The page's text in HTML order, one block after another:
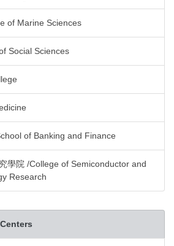
of Marine Sciences
Social Sciences
of Banking and Finance
學院 /College of Semiconductor and
Research